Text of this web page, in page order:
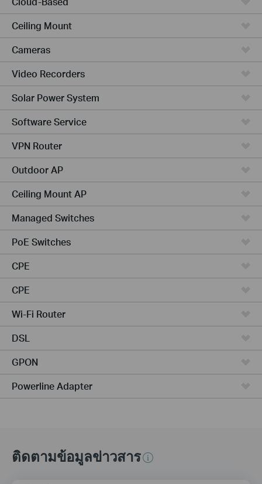
Ceiling Mount
Cameras
Video Recorders
Solar Power System
Software Service
VPN Router
Outdoor AP
Ceiling Mount AP
Managed Switches
PoE Switches
CPE
CPE
Wi-Fi Router
DSL
GPON
Powerline Adapter
ติดตามข้อมูลข่าวสาร